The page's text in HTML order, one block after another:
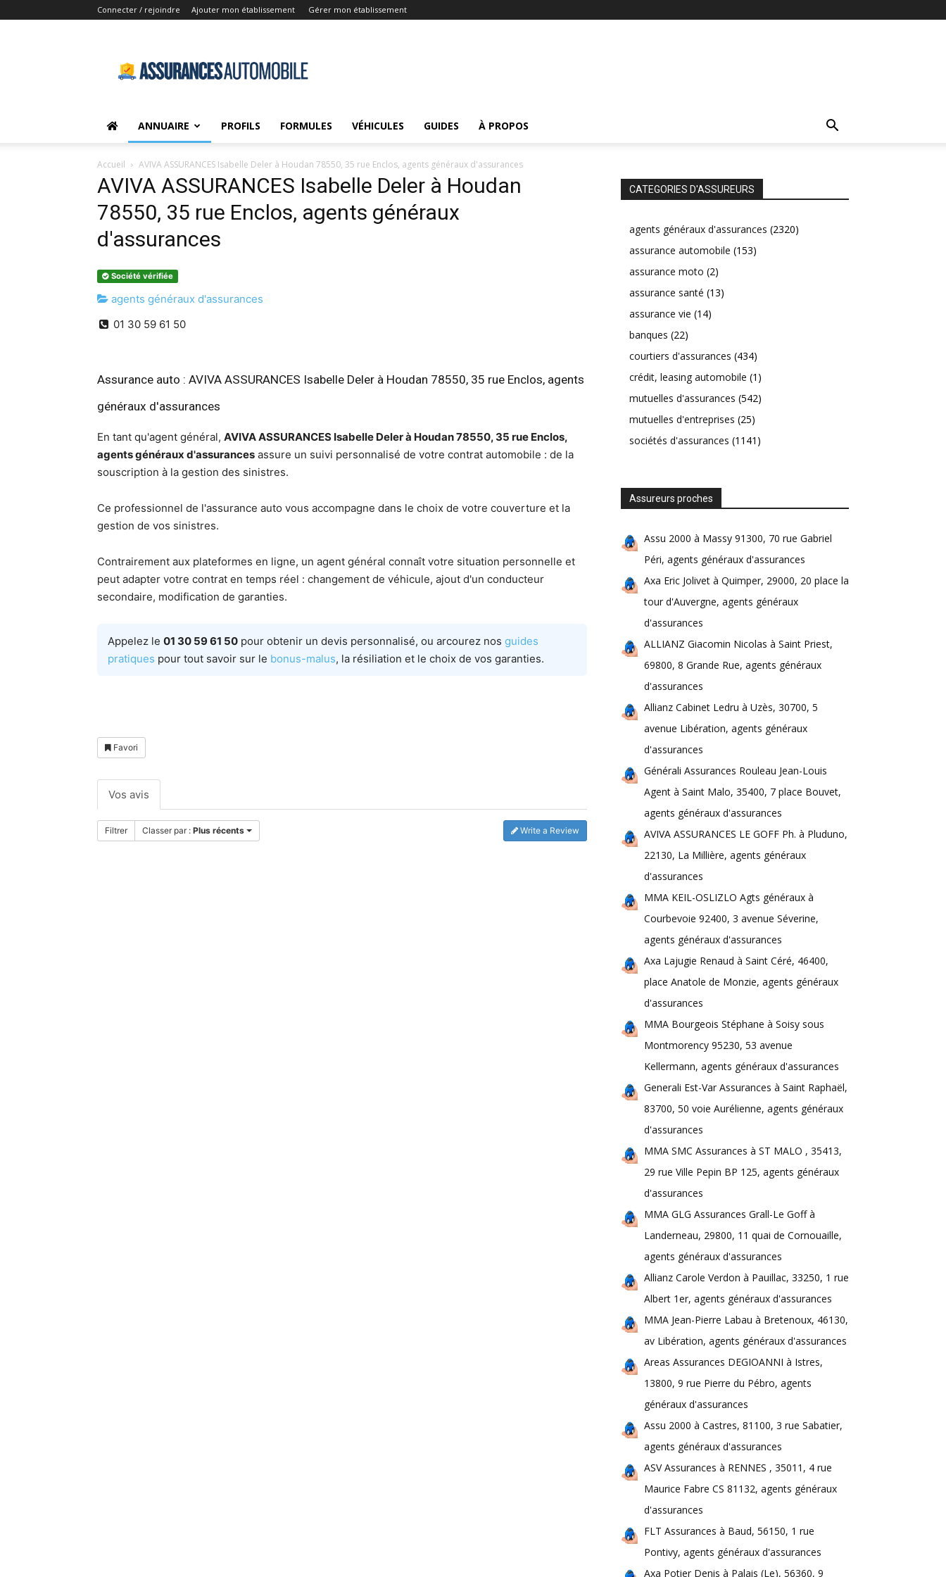
Connecter / rejoindre Ajouter mon établissement Gérer mon établissement
Automobile.net
ANNUAIRE PROFILS FORMULES VÉHICULES GUIDES À PROPOS
Accueil AVIVA ASSURANCES Isabelle Deler à Houdan 78550, 35 rue Enclos, agents généraux d'assurances
AVIVA ASSURANCES Isabelle Deler à Houdan
78550, 35 rue Enclos, agents généraux
d'assurances
Société vérifiée
agents généraux d'assurances
01 30 59 61 50
Assurance auto : AVIVA ASSURANCES Isabelle Deler à Houdan 78550, 35 rue Enclos, agents
généraux d'assurances
En tant qu'agent général, AVIVA ASSURANCES Isabelle Deler à Houdan 78550, 35 rue Enclos,
agents généraux d'assurances assure un suivi personnalisé de votre contrat automobile : de la
souscription à la gestion des sinistres.
Ce professionnel de l'assurance auto vous accompagne dans le choix de votre couverture et la
gestion de vos sinistres.
Contrairement aux plateformes en ligne, un agent général connaît votre situation personnelle et
peut adapter votre contrat en temps réel : changement de véhicule, ajout d'un conducteur
secondaire, modification de garanties.
Appelez le 01 30 59 61 50 pour obtenir un devis personnalisé, ou arcourez nos guides
pratiques pour tout savoir sur le bonus-malus, la résiliation et le choix de vos garanties.
Favori
Vos avis
Filtrer Classer par : Plus récents Write a Review
CATEGORIES D'ASSUREURS
agents généraux d'assurances (2320)
assurance automobile (153)
assurance moto (2)
assurance santé (13)
assurance vie (14)
banques (22)
courtiers d'assurances (434)
crédit, leasing automobile (1)
mutuelles d'assurances (542)
mutuelles d'entreprises (25)
sociétés d'assurances (1141)
Assureurs proches
Assu 2000 à Massy 91300, 70 rue Gabriel
Péri, agents généraux d'assurances
Axa Eric Jolivet à Quimper, 29000, 20 place la
tour d'Auvergne, agents généraux
d'assurances
ALLIANZ Giacomin Nicolas à Saint Priest,
69800, 8 Grande Rue, agents généraux
d'assurances
Allianz Cabinet Ledru à Uzès, 30700, 5
avenue Libération, agents généraux
d'assurances
Générali Assurances Rouleau Jean-Louis
Agent à Saint Malo, 35400, 7 place Bouvet,
agents généraux d'assurances
AVIVA ASSURANCES LE GOFF Ph. à Pluduno,
22130, La Millière, agents généraux
d'assurances
MMA KEIL-OSLIZLO Agts généraux à
Courbevoie 92400, 3 avenue Séverine,
agents généraux d'assurances
Axa Lajugie Renaud à Saint Céré, 46400,
place Anatole de Monzie, agents généraux
d'assurances
MMA Bourgeois Stéphane à Soisy sous
Montmorency 95230, 53 avenue
Kellermann, agents généraux d'assurances
Generali Est-Var Assurances à Saint Raphaël,
83700, 50 voie Aurélienne, agents généraux
d'assurances
MMA SMC Assurances à ST MALO , 35413,
29 rue Ville Pepin BP 125, agents généraux
d'assurances
MMA GLG Assurances Grall-Le Goff à
Landerneau, 29800, 11 quai de Cornouaille,
agents généraux d'assurances
Allianz Carole Verdon à Pauillac, 33250, 1 rue
Albert 1er, agents généraux d'assurances
MMA Jean-Pierre Labau à Bretenoux, 46130,
av Libération, agents généraux d'assurances
Areas Assurances DEGIOANNI à Istres,
13800, 9 rue Pierre du Pébro, agents
généraux d'assurances
Assu 2000 à Castres, 81100, 3 rue Sabatier,
agents généraux d'assurances
ASV Assurances à RENNES , 35011, 4 rue
Maurice Fabre CS 81132, agents généraux
d'assurances
FLT Assurances à Baud, 56150, 1 rue
Pontivy, agents généraux d'assurances
Axa Potier Denis à Palais (Le), 56360, 9